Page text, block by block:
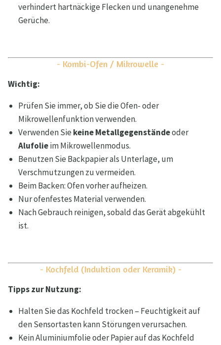
verhindert hartnäckige Flecken und unangenehme
Gerüche.
- Kombi-Ofen / Mikrowelle -
Wichtig:
Prüfen Sie immer, ob Sie die Ofen- oder
Mikrowellenfunktion verwenden.
Verwenden Sie keine Metallgegenständeoder
Alufolieim Mikrowellenmodus.
Benutzen Sie Backpapier als Unterlage, um
Verschmutzungen zu vermeiden.
Beim Backen: Ofen vorher aufheizen.
Nur ofenfestes Material verwenden.
Nach Gebrauch reinigen, sobald das Gerät abgekühlt
ist.
- Kochfeld (Induktion oder Keramik) -
Tipps zur Nutzung:
Halten Sie das Kochfeld trocken – Feuchtigkeit auf
den Sensortasten kann Störungen verursachen.
Kein Aluminiumfolie oder Papier auf das Kochfeld